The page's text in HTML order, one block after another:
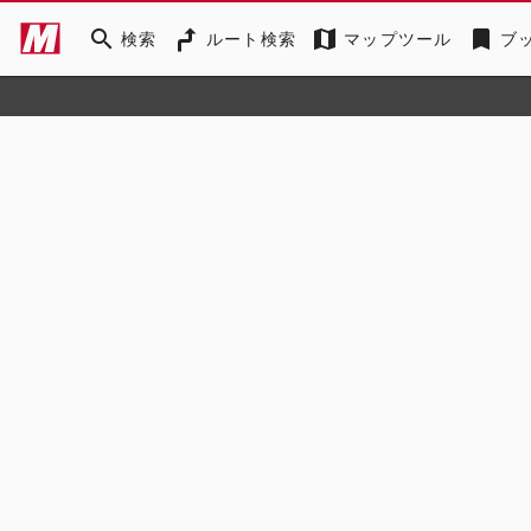
search 検索 ルート検索 map マップツール bookmark ブ